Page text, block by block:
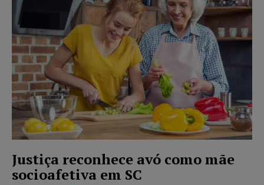
Justiça reconhece avó como mãe
socioafetiva em SC